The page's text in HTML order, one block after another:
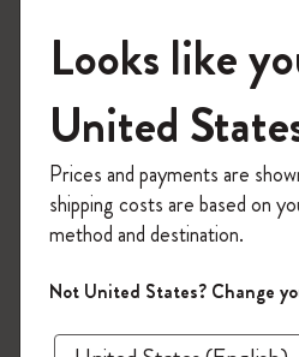
ートブックと同じような見た
黒いポリウレタンを不織布の
マイクラウドとIDコレクショ
レザーコレクションもありま
ノートブック
モレスキンの世
「WELCOME10」を入
文が10%オフ＋送料無
ール・アウトレッ
Moleskineアカウント
ァーや会員特典、さら
レーションを手に
Looks like
United
Prices and payments are
shipping costs are based on
method and destination.
Not United States? Change